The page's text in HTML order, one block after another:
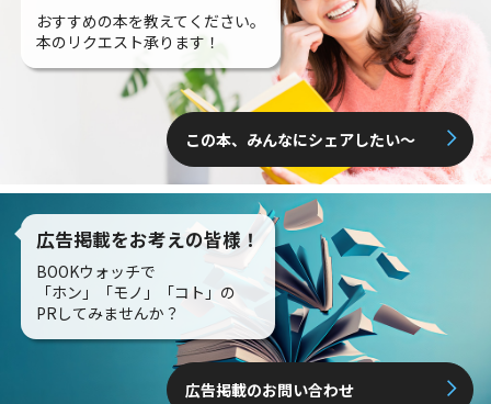
おすすめの本を教えてください。
本のリクエスト承ります！
この本、みんなにシェアしたい〜
広告掲載をお考えの皆様！
BOOKウォッチで
「ホン」「モノ」「コト」の
PRしてみませんか？
広告掲載のお問い合わせ